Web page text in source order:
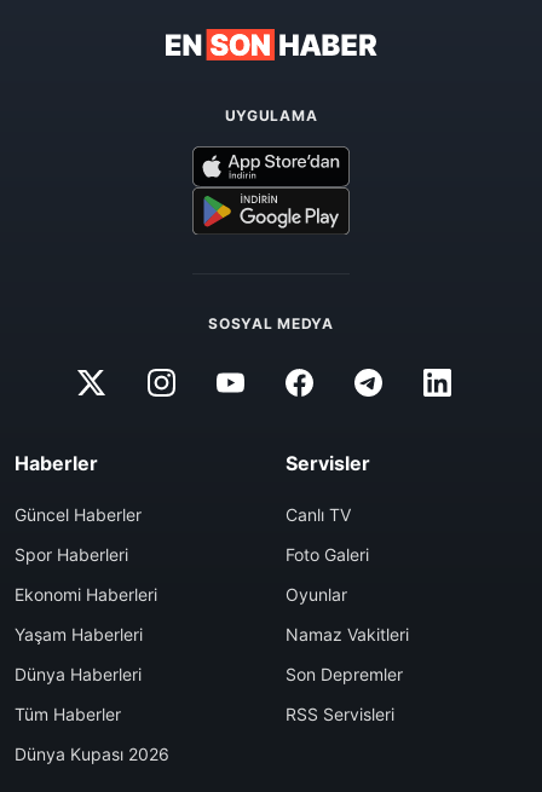
UYGULAMA
SOSYAL MEDYA
Haberler
Güncel Haberler
Spor Haberleri
Ekonomi Haberleri
Yaşam Haberleri
Dünya Haberleri
Tüm Haberler
Dünya Kupası 2026
Servisler
Canlı TV
Foto Galeri
Oyunlar
Namaz Vakitleri
Son Depremler
RSS Servisleri